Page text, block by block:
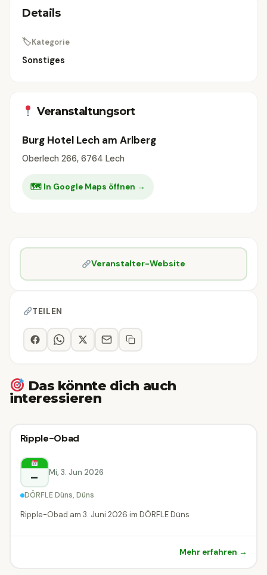
Details
🏷Kategorie
Sonstiges
Veranstaltungsort
Burg Hotel Lech am Arlberg
Oberlech 266, 6764 Lech
🗺 In Google Maps öffnen →
Veranstalter-Website
TEILEN
Das könnte dich auch
interessieren
Sonstiges
Düns
Sonstiges
Ripple-Obad
– Mi, 3. Jun 2026
DÖRFLE Düns, Düns
Ripple-Obad am 3. Juni 2026 im DÖRFLE Düns
Mehr erfahren →